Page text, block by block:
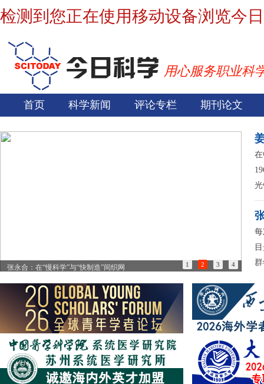
检测到您正在使用移动设备浏览今
用心服务职业科
首页 科学新闻 评论专栏 期刊论文
张永合：在“慢科学”与“快制造”间织网 85
1 2 3 4